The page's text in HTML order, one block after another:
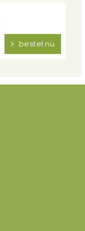
bestel nu